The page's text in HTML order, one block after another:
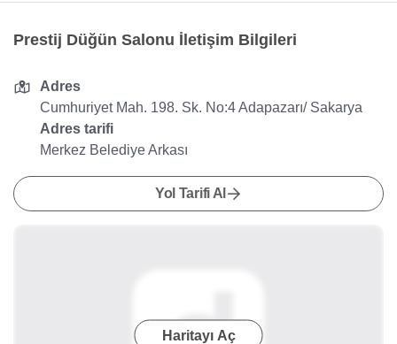
Prestij Düğün Salonu İletişim Bilgileri
Adres
Cumhuriyet Mah. 198. Sk. No:4 Adapazarı/ Sakarya
Adres tarifi
Merkez Belediye Arkası
Yol Tarifi Al
Haritayı Aç